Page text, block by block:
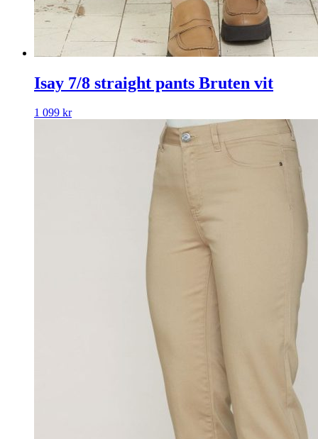
Isay 7/8 straight pants Bruten vit
1 099 kr